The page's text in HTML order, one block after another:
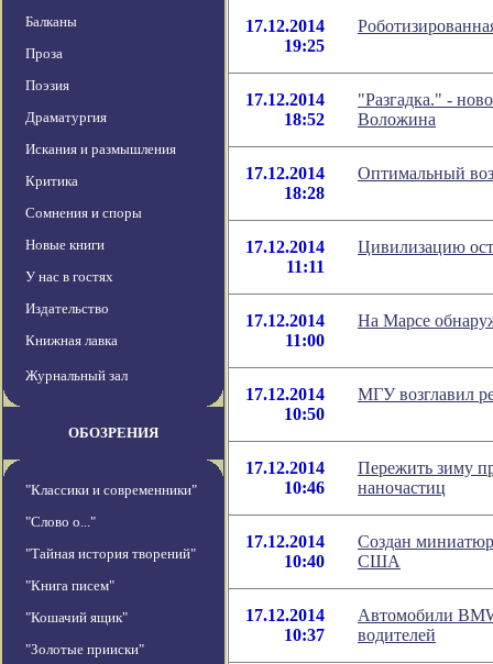
Балканы
Проза
Поэзия
Драматургия
Искания и размышления
Критика
Сомнения и споры
Новые книги
У нас в гостях
Издательство
Книжная лавка
Журнальный зал
ОБОЗРЕНИЯ
"Классики и современники"
"Слово о..."
"Тайная история творений"
"Книга писем"
"Кошачий ящик"
"Золотые прииски"
17.12.2014
19:25
17.12.2014
18:52
"Разгадка." -
Воложина
17.12.2014
18:28
Оптимальный
17.12.2014
11:11
Цивилизацию
17.12.2014
11:00
На Марсе
17.12.2014
10:50
МГУ возглавил
17.12.2014
10:46
Пережить зиму
наночастиц
17.12.2014
10:40
Создан
США
17.12.2014
10:37
Автомобили
водителей